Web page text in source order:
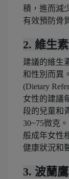
積，進而減
有效預防骨
2. 維生
建議的維生
和性別而異
(Dietary
女性的建議
段的兒童和
30~75微克
般成年女性
健康狀況和
3. 波蘭